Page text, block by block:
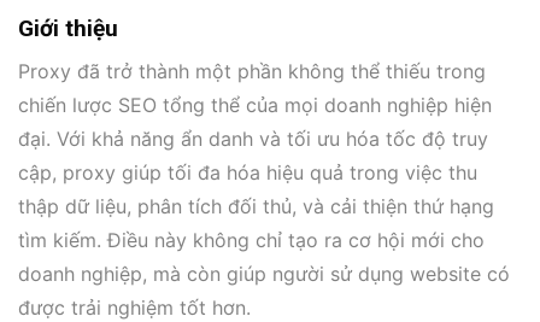
Giới thiệu
Proxy đã trở thành một phần không thể thiếu trong
chiến lược SEO tổng thể của mọi doanh nghiệp hiện
đại. Với khả năng ẩn danh và tối ưu hóa tốc độ truy
cập, proxy giúp tối đa hóa hiệu quả trong việc thu
thập dữ liệu, phân tích đối thủ, và cải thiện thứ hạng
tìm kiếm. Điều này không chỉ tạo ra cơ hội mới cho
doanh nghiệp, mà còn giúp người sử dụng website có
được trải nghiệm tốt hơn.